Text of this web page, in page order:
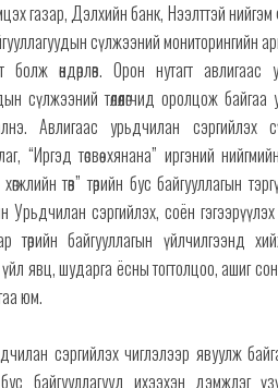
газар, Дэлхийн банк, Нээлттэй
сүлжээний мониторингийн
болж өндөрлөв. Орон нутагт
сүлжээний төлөөлөгчид оролцож
Авлигаас урьдчилан сэргийлэх
“Иргэд төсвөө хянана” иргэний
төв” төрийн бус байгууллагын
Урьдчилан сэргийлэх, соён
төрийн байгууллагын
явц, шударга ёсны тогтолцоо, ашиг
юм.
сэргийлэх чиглэлээр явуулж
байгууллагууд ихээхэн дэмжлэг